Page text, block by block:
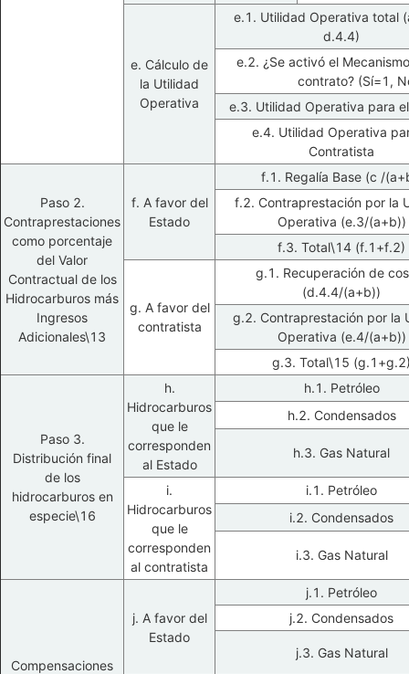
e. Cálculo de
la Utilidad
Operativa
e.1. Utilidad Operativa total
d.4.4)
e.2. ¿Se activó el
contrato? (Sí=1,
e.3. Utilidad Operativa para
e.4. Utilidad Operativa
Contratista
Paso 2.
Contraprestaciones
como porcentaje
del Valor
Contractual de los
Hidrocarburos más
Ingresos
Adicionales\13
f. A favor del
Estado
f.1. Regalía Base (c /
f.2. Contraprestación por la
Operativa (e.3/(a+b))
f.3. Total\14 (f.1+f.2)
g. A favor del
contratista
g.1. Recuperación de
(d.4.4/(a+b))
g.2. Contraprestación por la
Operativa (e.4/(a+b))
g.3. Total\15
Paso 3.
Distribución final
de los
hidrocarburos en
especie\16
h.
Hidrocarburos
que le
corresponden
al Estado
h.1. Petróleo
h.2. Condensados
h.3. Gas Natural
i.
Hidrocarburos
que le
corresponden
al contratista
i.1. Petróleo
i.2. Condensados
i.3. Gas Natural
Compensaciones
j. A favor del
Estado
j.1. Petróleo
j.2. Condensados
j.3. Gas Natural